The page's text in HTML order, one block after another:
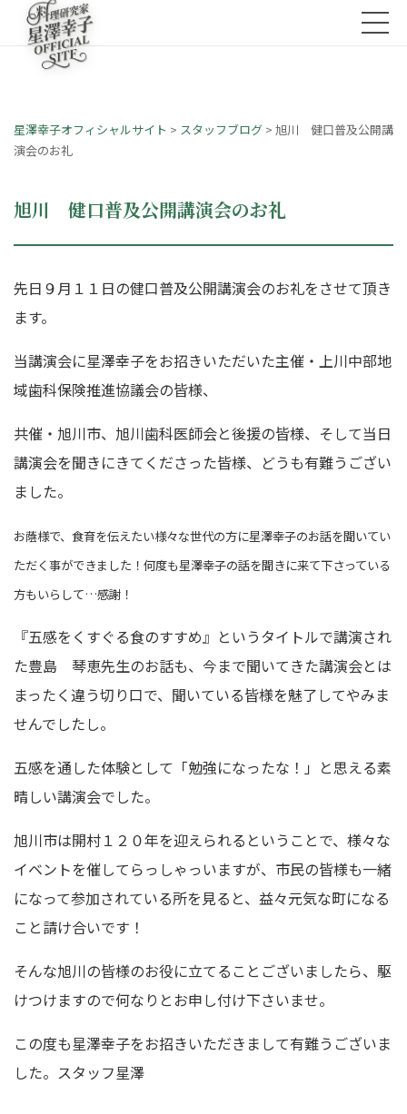
星澤幸子オフィシャルサイト > スタッフブログ > 旭川 健口普及公開講
演会のお礼
旭川 健口普及公開講演会のお礼
先日９月１１日の健口普及公開講演会のお礼をさせて頂き
ます。
当講演会に星澤幸子をお招きいただいた主催・上川中部地
域歯科保険推進協議会の皆様、
共催・旭川市、旭川歯科医師会と後援の皆様、そして当日
講演会を聞きにきてくださった皆様、どうも有難うござい
ました。
お蔭様で、食育を伝えたい様々な世代の方に星澤幸子のお話を聞いてい
ただく事ができました！何度も星澤幸子の話を聞きに来て下さっている
方もいらして…感謝！
『五感をくすぐる食のすすめ』というタイトルで講演され
た豊島 琴恵先生のお話も、今まで聞いてきた講演会とは
まったく違う切り口で、聞いている皆様を魅了してやみま
せんでしたし。
五感を通した体験として「勉強になったな！」と思える素
晴しい講演会でした。
旭川市は開村１２０年を迎えられるということで、様々な
イベントを催してらっしゃっいますが、市民の皆様も一緒
になって参加されている所を見ると、益々元気な町になる
こと請け合いです！
そんな旭川の皆様のお役に立てることございましたら、駆
けつけますので何なりとお申し付け下さいませ。
この度も星澤幸子をお招きいただきまして有難うございま
した。スタッフ星澤